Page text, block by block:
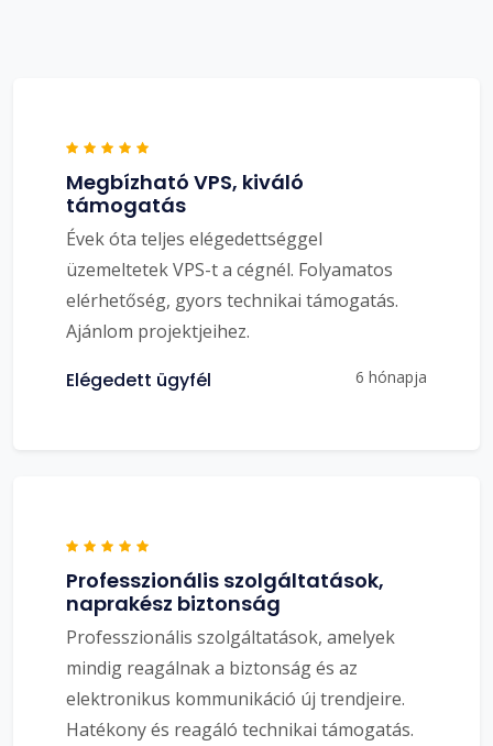
Megbízható VPS, kiváló
támogatás
Évek óta teljes elégedettséggel
üzemeltetek VPS-t a cégnél. Folyamatos
elérhetőség, gyors technikai támogatás.
Ajánlom projektjeihez.
Elégedett ügyfél 6 hónapja
Professzionális szolgáltatások,
naprakész biztonság
Professzionális szolgáltatások, amelyek
mindig reagálnak a biztonság és az
elektronikus kommunikáció új trendjeire.
Hatékony és reagáló technikai támogatás.